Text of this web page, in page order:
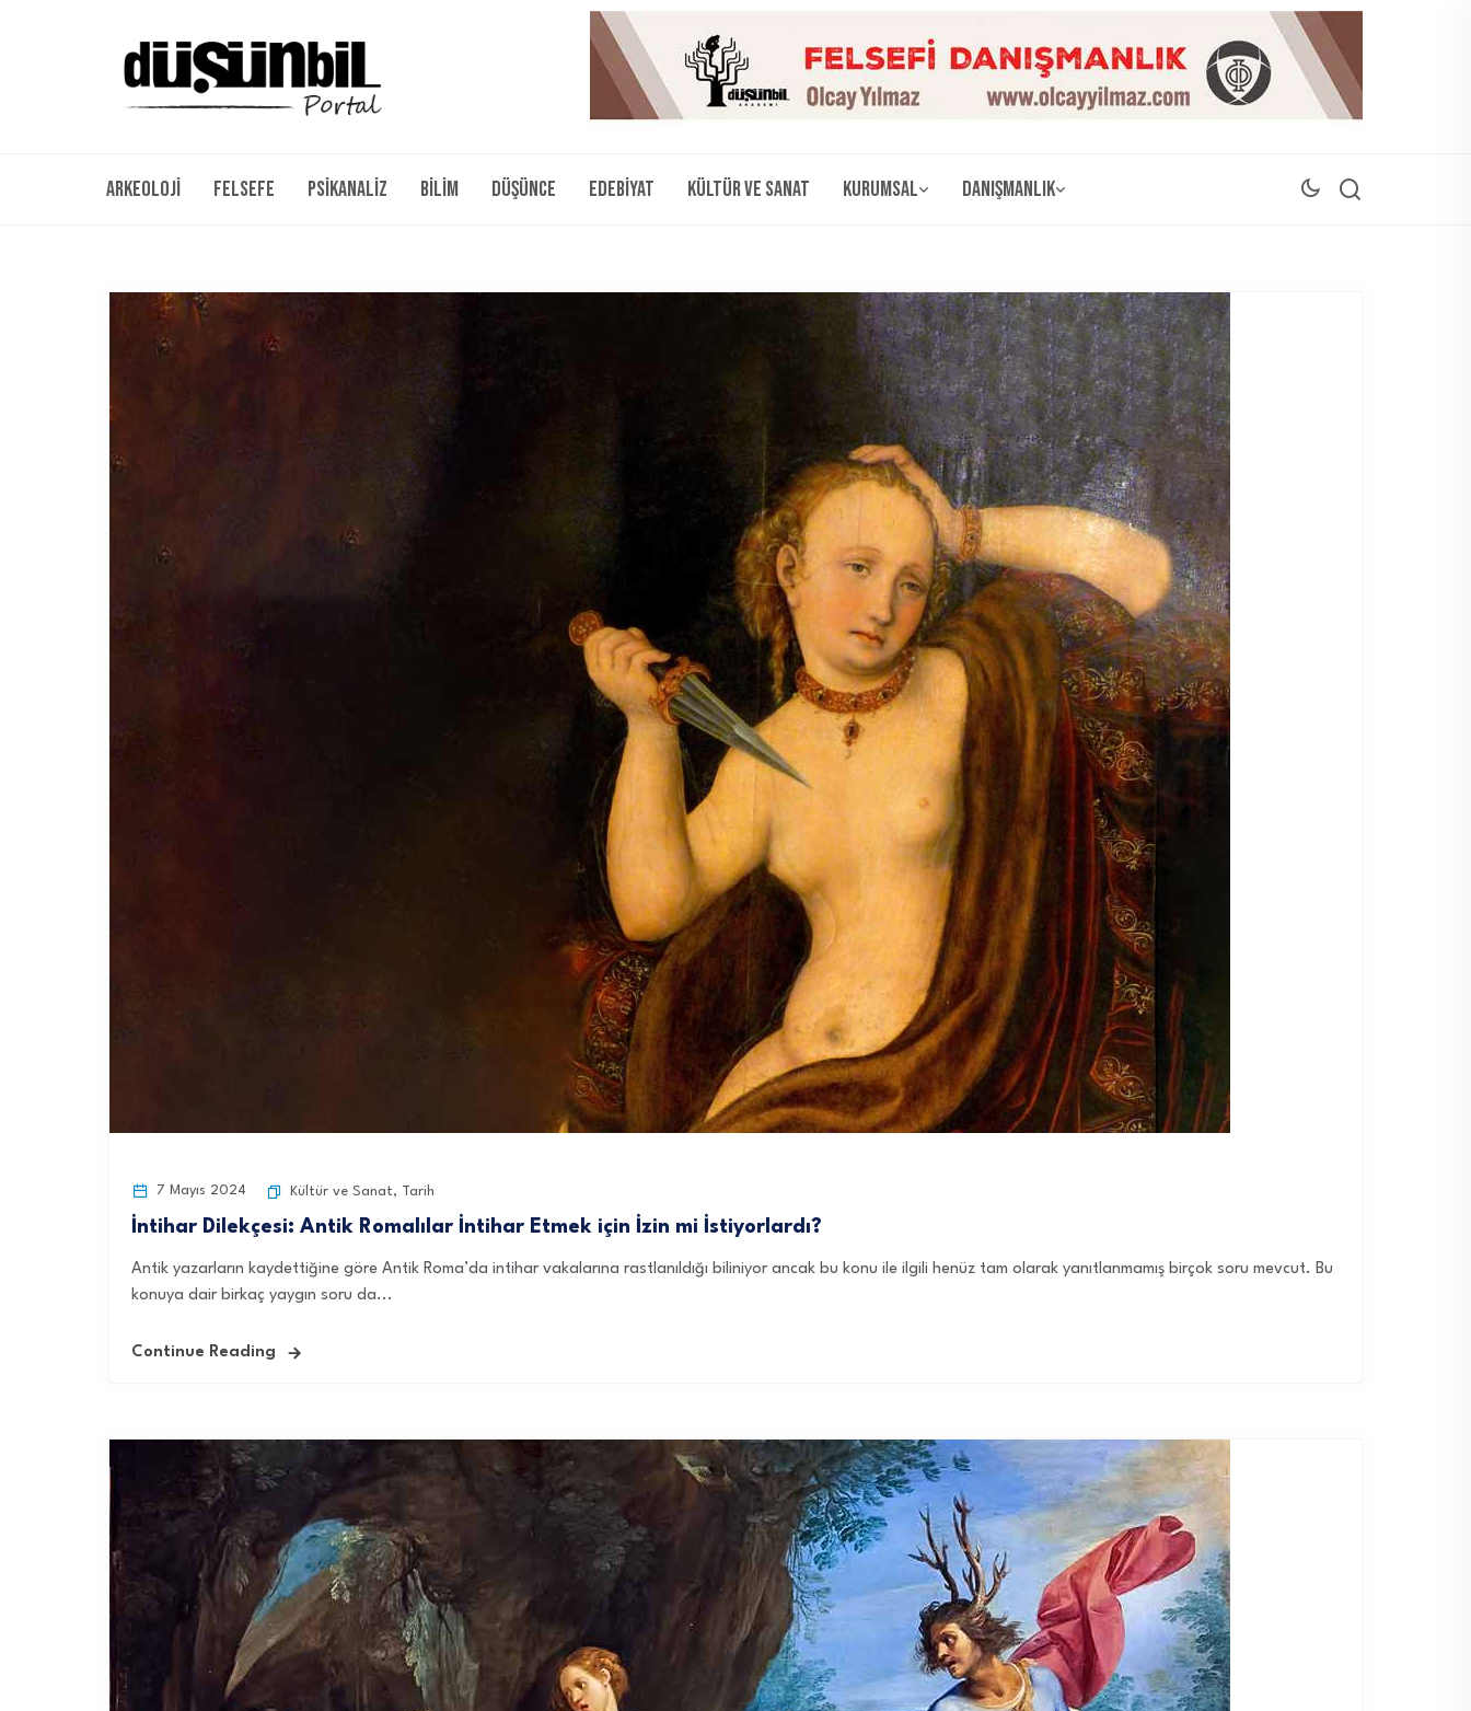
Arkeoloji Felsefe Psikanaliz Bilim Düşünce Edebiyat Kültür ve Sanat Kurumsal Danışmanlık
7 Mayıs 2024 Kültür ve Sanat, Tarih
İntihar Dilekçesi: Antik Romalılar İntihar Etmek için İzin mi İstiyorlardı?
Antik yazarların kaydettiğine göre Antik Roma’da intihar vakalarına rastlanıldığı biliniyor ancak bu konu ile ilgili henüz tam olarak yanıtlanmamış birçok soru mevcut. Bu
konuya dair birkaç yaygın soru da...
Continue Reading